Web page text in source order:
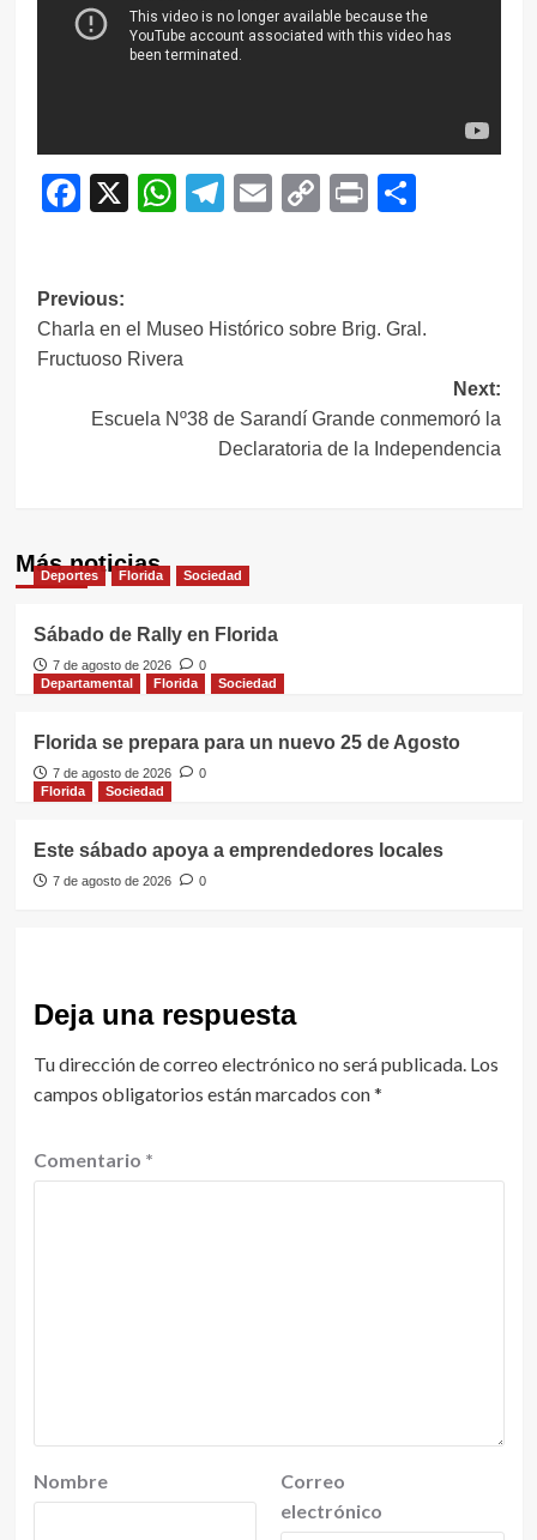
Facebook
X WhatsApp
Telegram
EmailCopy
Print
Navegación
de
Previous:
Charla en el Museo Histórico sobre Brig. Gral.
Fructuoso Rivera
Next:
Escuela Nº38 de Sarandí Grande conmemoró la
Declaratoria de la Independencia
Más noticias
Deportes Florida Sociedad
Sábado de Rally en Florida
7 de agosto de 2026
0
Departamental
Florida Sociedad
Florida se prepara para un nuevo 25 de Agosto
7 de agosto de 2026
0
Florida
Sociedad
Este sábado apoya a emprendedores locales
7 de agosto de 2026 0
Deja una respuesta
Tu dirección de correo electrónico no será publicada. Los
campos obligatorios están marcados con*
Comentario *
Nombre
Correo
electrónico